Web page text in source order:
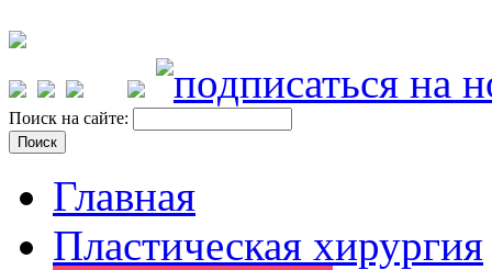
Поиск на сайте:
Главная
Пластическая хирургия